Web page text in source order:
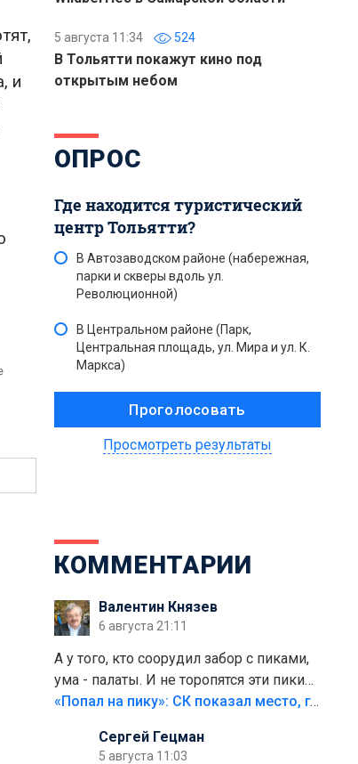
и
5 августа 11:34 524
В Тольятти покажут кино под
открытым небом
ОПРОС
Где находится туристический
центр Тольятти?
В Автозаводском районе (набережная,
парки и скверы вдоль ул.
Революционной)
В Центральном районе (Парк,
Центральная площадь, ул. Мира и ул. К.
Маркса)
Просмотреть результаты
КОММЕНТАРИИ
Валентин Князев
6 августа 21:11
А у того, кто соорудил забор с пиками,
ума - палаты. И не торопятся эти пики
срезать
«Попал на пику»: СК показал место, где был смертельно травмирован ребенок в Тольятти
Сергей Гецман
5 августа 11:03